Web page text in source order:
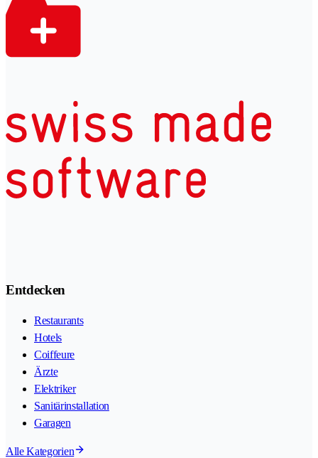
Entdecken
Restaurants
Hotels
Coiffeure
Ärzte
Elektriker
Sanitärinstallation
Garagen
Alle Kategorien